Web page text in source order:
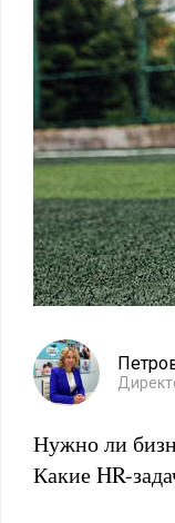
Нужно ли
Какие HR-